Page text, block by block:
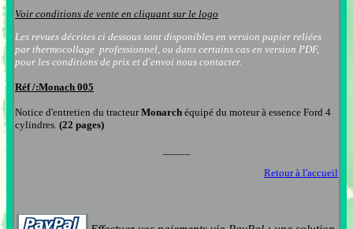
Voir conditions de vente en cliquant sur le logo
Les revues décrites ci dessous sont disponibles en version papier reliées
par thermocollage professionnel, ou dans certains cas en version PDF,
pour les conditions de prix et d'envoi nous contacter.
Réf /:Monach 005
Notice d'entretien du tracteurMonarch équipé du moteur à essence Ford 4
cylindres. (22 pages)
Retour à l'accueil